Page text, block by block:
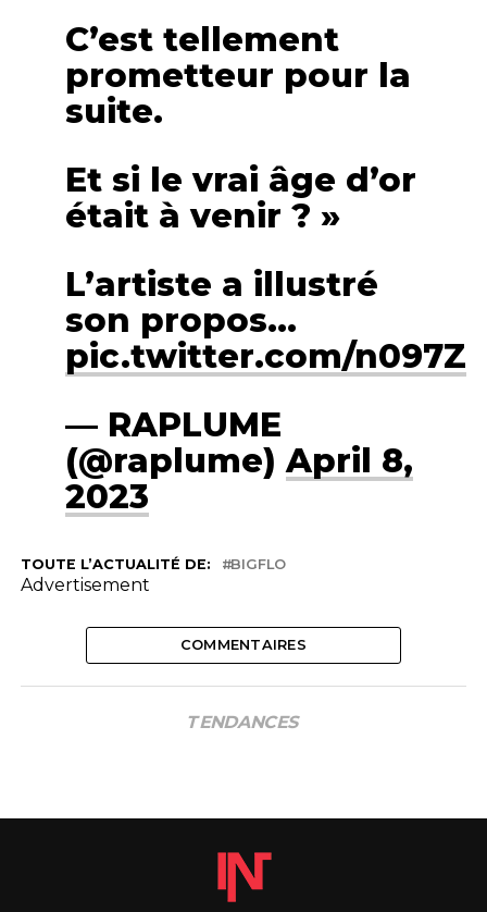
C’est tellement
prometteur pour la
suite.
Et si le vrai âge d’or
était à venir ? »
L’artiste a illustré
son propos…
pic.twitter.com/
— RAPLUME
(@raplume)April 8,
2023
TOUTE L’ACTUALITÉ DE: BIGFLO
Advertisement
COMMENTAIRES
TENDANCES